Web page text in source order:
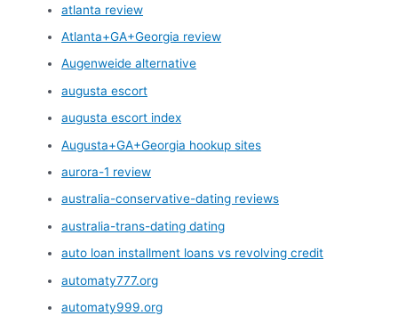
atlanta review
Atlanta+GA+Georgia review
Augenweide alternative
augusta escort
augusta escort index
Augusta+GA+Georgia hookup sites
aurora-1 review
australia-conservative-dating reviews
australia-trans-dating dating
auto loan installment loans vs revolving credit
automaty777.org
automaty999.org